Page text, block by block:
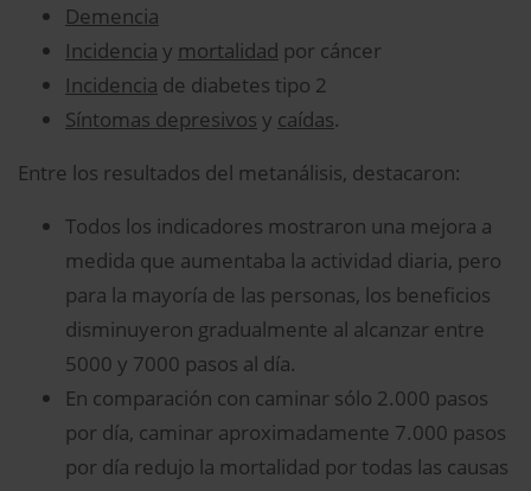
Demencia
Incidencia y mortalidad por cáncer
Incidencia de diabetes tipo 2
Síntomas depresivos y caídas.
Entre los resultados del metanálisis, destacaron:
Todos los indicadores mostraron una mejora a
medida que aumentaba la actividad diaria, pero
para la mayoría de las personas, los beneficios
disminuyeron gradualmente al alcanzar entre
5000 y 7000 pasos al día.
En comparación con caminar sólo 2.000 pasos
por día, caminar aproximadamente 7.000 pasos
por día redujo la mortalidad por todas las causas